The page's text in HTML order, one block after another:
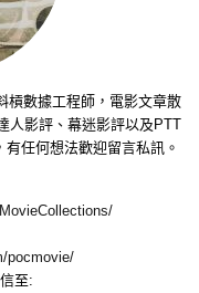
槓數據工程師，電影文章散
人影評、幕迷影評以及PTT
任何想法歡迎留言私訊。
pocmovie/
至: